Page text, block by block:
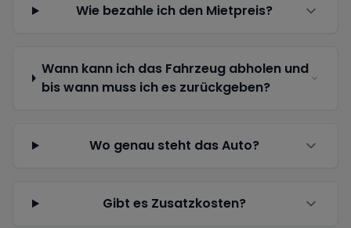
Wie bezahle ich den Mietpreis?
Wann kann ich das Fahrzeug abholen und
bis wann muss ich es zurückgeben?
Wo genau steht das Auto?
Gibt es Zusatzkosten?